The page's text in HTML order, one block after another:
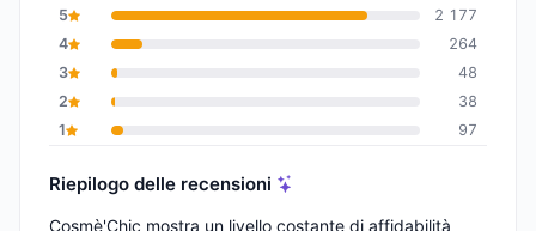
5
2 177
4
264
3
48
2
38
1
97
Riepilogo delle recensioni
Cosmè'Chic mostra un livello costante di affidabilità